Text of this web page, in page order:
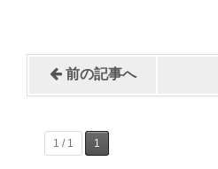
前の記事へ
1 / 1 1